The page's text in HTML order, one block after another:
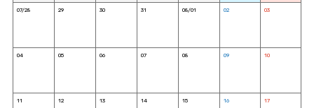
07/28 29 30 31 08/01 02 03
04 05 06 07 08 09 10
11 12 13 14 15 16 17